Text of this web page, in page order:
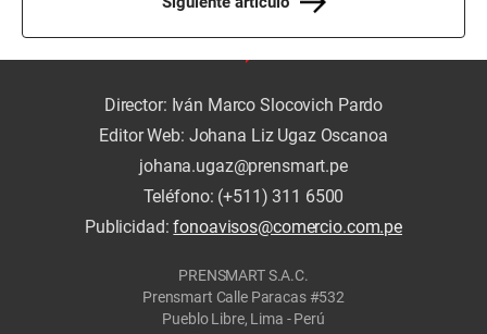
Director: Iván Marco Slocovich Pardo
Editor Web: Johana Liz Ugaz Oscanoa
johana.ugaz@prensmart.pe
Teléfono: (+511) 311 6500
Publicidad:fonoavisos@comercio.com.pe
PRENSMART S.A.C.
Prensmart Calle Paracas #532
Pueblo Libre, Lima - Perú